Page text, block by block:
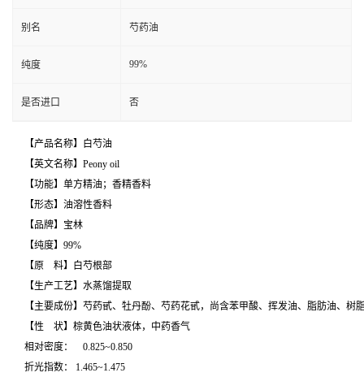
别名 芍药油
纯度 99%
是否进口 否
【产品名称】白芍油
【英文名称】Peony oil
【功能】单方精油；香精香料
【形态】油溶性香料
【品牌】宝林
【纯度】99%
【原 料】白芍根部
【生产工艺】水蒸馏提取
【主要成份】芍药甙、牡丹酚、芍药花甙，尚含苯甲酸、挥发油、脂肪油、
【性 状】棕黄色油状液体，中药香气
相对密度： 0.825~0.850
折光指数： 1.465~1.475